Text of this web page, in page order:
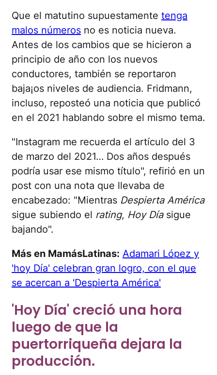
Que el matutino supuestamente tenga
malos números no es noticia nueva.
Antes de los cambios que se hicieron a
principio de año con los nuevos
conductores, también se reportaron
baja¡os niveles de audiencia. Fridmann,
incluso, reposteó una noticia que publicó
en el 2021 hablando sobre el mismo tema.
"Instagram me recuerda el artículo del 3
de marzo del 2021… Dos años después
podría usar ese mismo título", refirió en un
post con una nota que llevaba de
encabezado: "Mientras Despierta América
sigue subiendo el rating, Hoy Díasigue
bajando".
Más en MamásLatinas: Adamari López y
'hoy Día' celebran gran logro, con el que
se acercan a 'Despierta América'
'Hoy Día' creció una hora
luego de que la
puertorriqueña dejara la
producción.